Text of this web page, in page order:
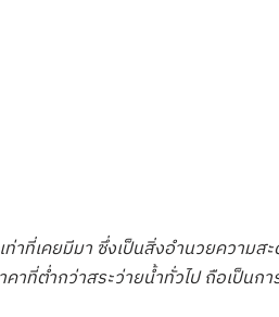
าที่เคยมีมา ซึ่งเป็นสิ่งอำนวยความ
ที่ต่ำกว่าสระว่ายน้ำทั่วไป ถือเป็นก